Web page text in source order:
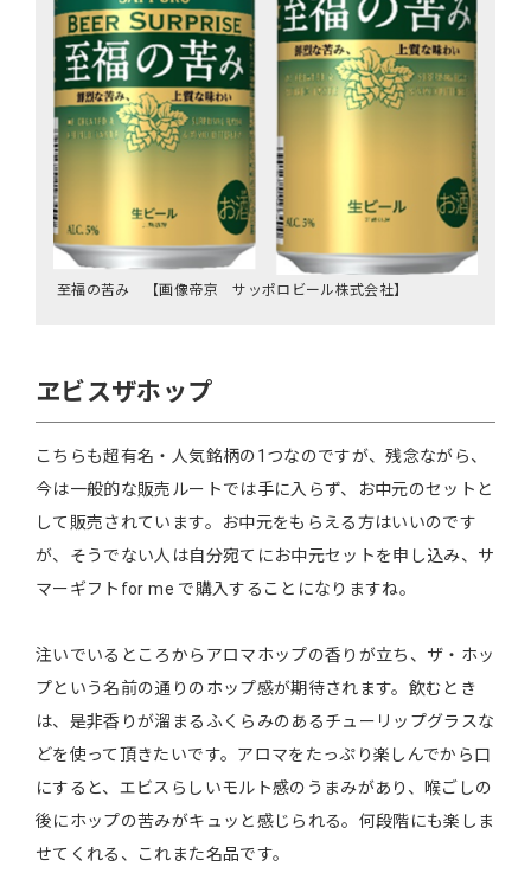
至福の苦み 【画像帝京 サッポロビール株式会社】
ヱビスザホップ
こちらも超有名・人気銘柄の1つなのですが、残念ながら、
今は一般的な販売ルートでは手に入らず、お中元のセットと
して販売されています。お中元をもらえる方はいいのです
が、そうでない人は自分宛てにお中元セットを申し込み、サ
マーギフトfor me で購入することになりますね。
注いでいるところからアロマホップの香りが立ち、ザ・ホッ
プという名前の通りのホップ感が期待されます。飲むとき
は、是非香りが溜まるふくらみのあるチューリップグラスな
どを使って頂きたいです。アロマをたっぷり楽しんでから口
にすると、エビスらしいモルト感のうまみがあり、喉ごしの
後にホップの苦みがキュッと感じられる。何段階にも楽しま
せてくれる、これまた名品です。